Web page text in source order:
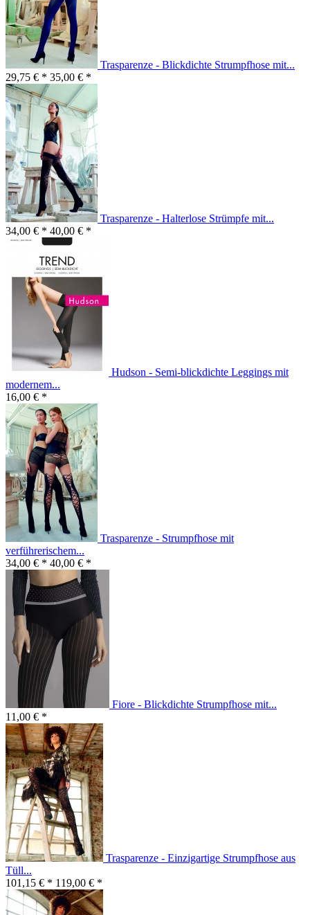
Trasparenze - Blickdichte Strumpfhose mit...
29,75 € * 35,00 € *
Trasparenze - Halterlose Strümpfe mit...
34,00 € * 40,00 € *
Hudson - Semi-blickdichte Leggings mit
modernem...
16,00 € *
Trasparenze - Strumpfhose mit
verführerischem...
34,00 € * 40,00 € *
Fiore - Blickdichte Strumpfhose mit...
11,00 € *
Trasparenze - Einzigartige Strumpfhose aus
Tüll...
101,15 € * 119,00 € *